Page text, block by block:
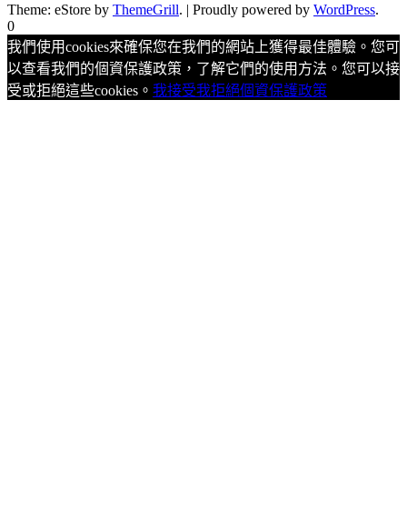
Theme: eStore by ThemeGrill. | Proudly powered by WordPress.
0
我們使用cookies來確保您在我們的網站上獲得最佳體驗。您可
以查看我們的個資保護政策，了解它們的使用方法。您可以接
受或拒絕這些cookies。 我接受我拒絕個資保護政策